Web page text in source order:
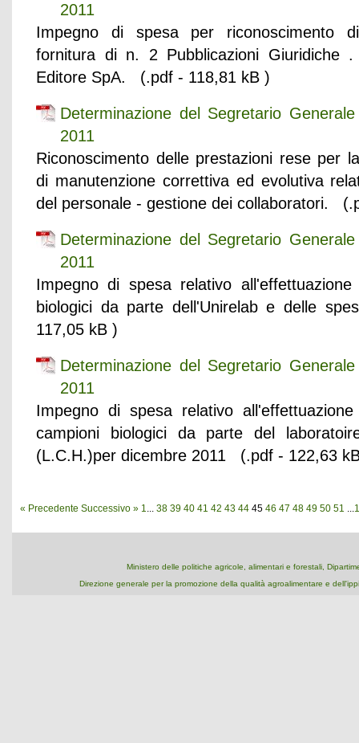
2011
Impegno di spesa per riconoscimento
fornitura di n. 2 Pubblicazioni
Editore SpA. (.pdf - 118,81 kB )
Determinazione del Segretario
2011
Riconoscimento delle prestazioni rese per
di manutenzione correttiva ed evolutiva
del personale - gestione dei collaboratori.
Determinazione del Segretario
2011
Impegno di spesa relativo
biologici da parte dell'Unirelab e delle
117,05 kB )
Determinazione del Segretario
2011
Impegno di spesa relativo
campioni biologici da parte del
(L.C.H.)per dicembre 2011 (.pdf - 122,63
« Precedente Successivo » 1... 38 39 40 41 42 43 44 45 46 47 48 49 50 51 ...
Ministero delle politiche agricole, alimentari e forestali,
Direzione generale per la promozione della qualità agroalimentare e